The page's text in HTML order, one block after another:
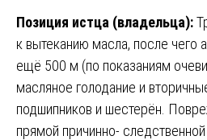
Позиция истца (владельца):
к вытеканию масла, после чего
ещё 500 м (по показаниям
масляное голодание и
подшипников и шестерён.
прямой причинно-